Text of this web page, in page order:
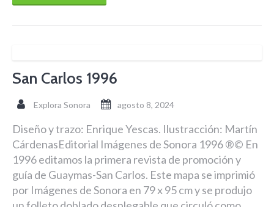
San Carlos 1996
Explora Sonora agosto 8, 2024
Diseño y trazo: Enrique Yescas. Ilustracción: Martín
CárdenasEditorial Imágenes de Sonora 1996 ®© En
1996 editamos la primera revista de promoción y
guía de Guaymas-San Carlos. Este mapa se imprimió
por Imágenes de Sonora en 79 x 95 cm y se produjo